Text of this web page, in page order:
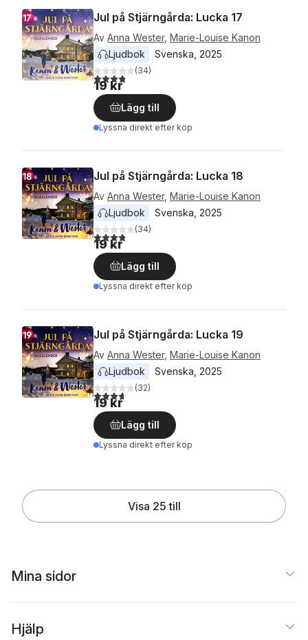
Jul på Stjärngårda: Lucka 17
Av Anna Wester, Marie-Louise Kanon
Ljudbok
Svenska 2025
3,8utav 5 stjärnor. Totalt antal röster:
(34)
19 kr
Lägg till
Lyssna direkt efter köp
Jul på Stjärngårda: Lucka 18
Av Anna Wester, Marie-Louise Kanon
Ljudbok
Svenska 2025
3,8utav 5 stjärnor. Totalt antal röster:
(34)
19 kr
Lägg till
Lyssna direkt efter köp
Jul på Stjärngårda: Lucka 19
Av Anna Wester, Marie-Louise Kanon
Ljudbok
Svenska 2025
3,7utav 5 stjärnor. Totalt antal röster:
(32)
19 kr
Lägg till
Lyssna direkt efter köp
Visa 25 till
Mina sidor
Hjälp